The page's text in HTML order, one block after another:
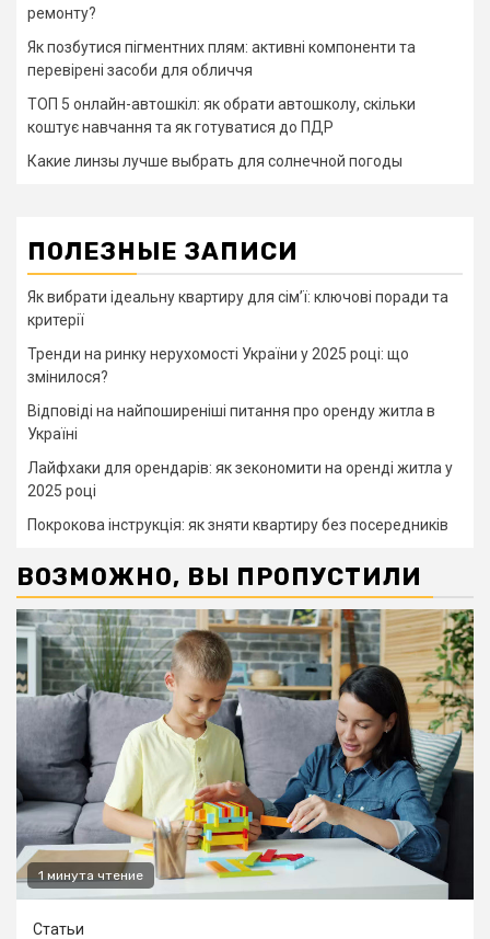
ремонту?
Як позбутися пігментних плям: активні компоненти та
перевірені засоби для обличчя
ТОП 5 онлайн-автошкіл: як обрати автошколу, скільки
коштує навчання та як готуватися до ПДР
Какие линзы лучше выбрать для солнечной погоды
ПОЛЕЗНЫЕ ЗАПИСИ
Як вибрати ідеальну квартиру для сім’ї: ключові поради та
критерії
Тренди на ринку нерухомості України у 2025 році: що
змінилося?
Відповіді на найпоширеніші питання про оренду житла в
Україні
Лайфхаки для орендарів: як зекономити на оренді житла у
2025 році
Покрокова інструкція: як зняти квартиру без посередників
ВОЗМОЖНО, ВЫ ПРОПУСТИЛИ
1 минута чтение
Статьи